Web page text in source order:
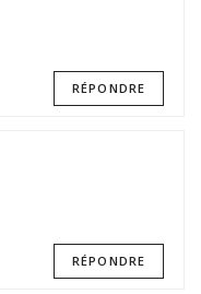
RÉPONDRE
RÉPONDRE